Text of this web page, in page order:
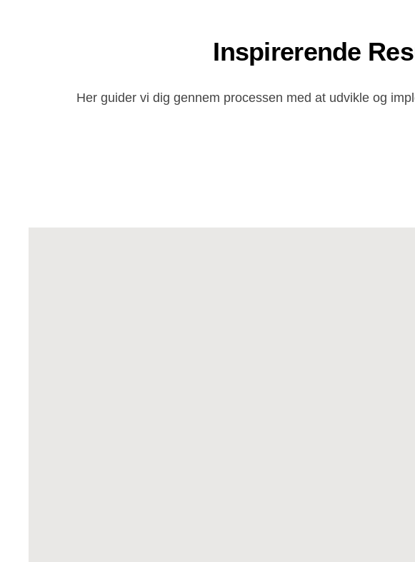
Inspirerende
Her guider vi dig gennem processen med at udvikle og